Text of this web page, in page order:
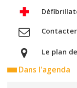
Le plan
Dans l'agenda